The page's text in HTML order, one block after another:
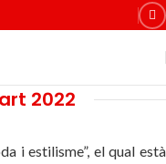
2022
i estilisme”, el qual està